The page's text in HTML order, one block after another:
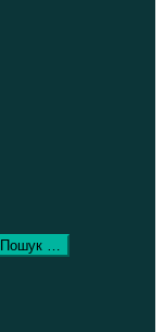
Пошук …